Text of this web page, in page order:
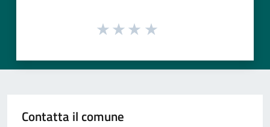
Contatta il comune